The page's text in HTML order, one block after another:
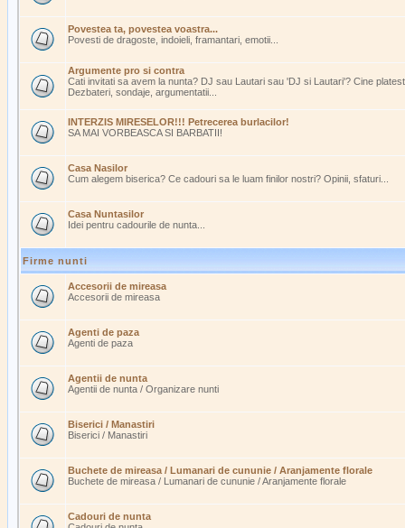
Povestea ta, povestea voastra...
Povesti de dragoste, indoieli, framantari, emotii...
Argumente pro si contra
Cati invitati sa avem la nunta? DJ sau Lautari sau 'DJ si Lautari'? Cine
Dezbateri, sondaje, argumentatii...
INTERZIS MIRESELOR!!! Petrecerea burlacilor!
SA MAI VORBEASCA SI BARBATII!
Casa Nasilor
Cum alegem biserica? Ce cadouri sa le luam finilor nostri? Opinii, sfaturi...
Casa Nuntasilor
Idei pentru cadourile de nunta...
Firme nunti
Accesorii de mireasa
Accesorii de mireasa
Agenti de paza
Agenti de paza
Agentii de nunta
Agentii de nunta / Organizare nunti
Biserici / Manastiri
Biserici / Manastiri
Buchete de mireasa / Lumanari de cununie / Aranjamente florale
Buchete de mireasa / Lumanari de cununie / Aranjamente florale
Cadouri de nunta